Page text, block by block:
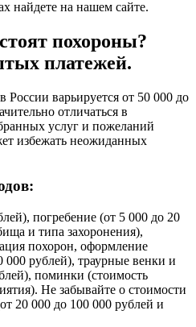
найдете на нашем сайте.
похороны?
платежей.
России варьируется от 50 000 до
отличаться в
услуг и пожеланий
избежать неожиданных
погребение (от 5 000 до 20
и типа захоронения),
похорон, оформление
000 рублей), траурные венки и
поминки (стоимость
Не забывайте о стоимости
20 000 до 100 000 рублей и